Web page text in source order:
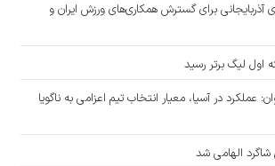
برای گسترش همکاری‌های ورزش ایران و
لیگ برتر رسید
عملکرد در آسیا، معیار انتخاب تیم اعزامی به ناگویا
الهامی شد